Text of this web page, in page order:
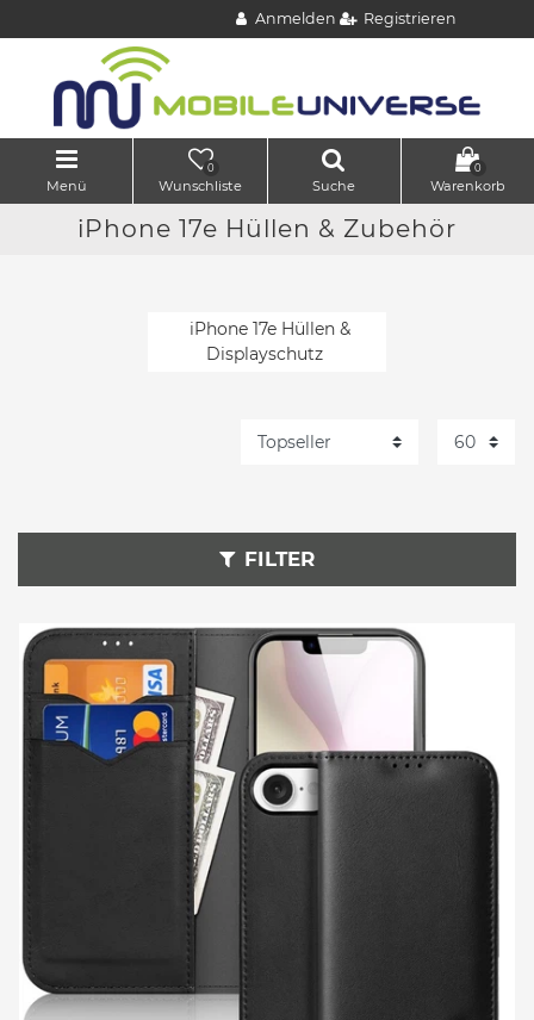
Anmelden Registrieren
Menü
0
Wunschliste Suche
0
Warenkorb
iPhone 17e Hüllen & Zubehör
iPhone 17e Hüllen &
Displayschutz
FILTER